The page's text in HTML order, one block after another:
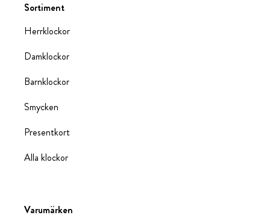
Sortiment
Herrklockor
Damklockor
Barnklockor
Smycken
Presentkort
Alla klockor
Varumärken